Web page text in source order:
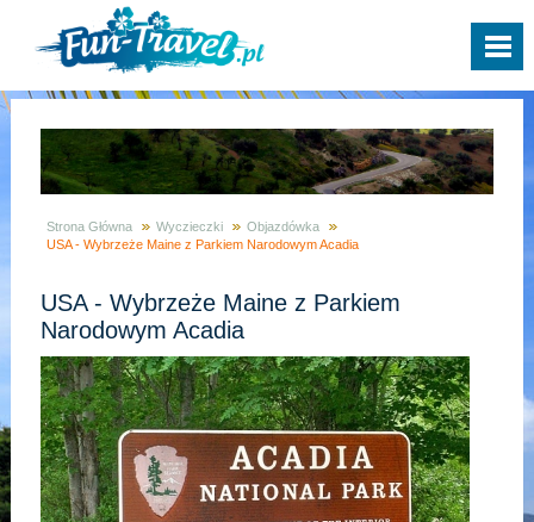
Strona Główna Wyczieczki
Objazdówka
USA - Wybrzeże Maine z Parkiem Narodowym Acadia
USA - Wybrzeże Maine z Parkiem
Narodowym Acadia